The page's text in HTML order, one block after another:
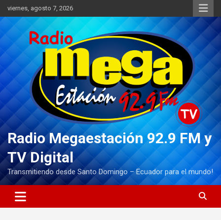
Saltar
al
contenido
viernes, agosto 7, 2026
Radio Megaestación 92.9 FM y
TV Digital
Transmitiendo desde Santo Domingo – Ecuador para el mundo!